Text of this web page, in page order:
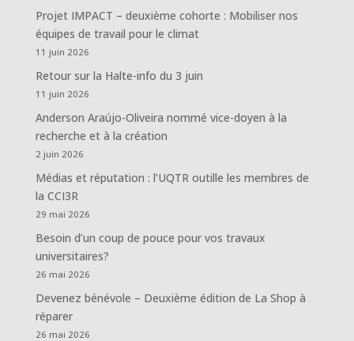
Projet IMPACT – deuxième cohorte : Mobiliser nos
équipes de travail pour le climat
11 juin 2026
Retour sur la Halte-info du 3 juin
11 juin 2026
Anderson Araújo-Oliveira nommé vice-doyen à la
recherche et à la création
2 juin 2026
Médias et réputation : l’UQTR outille les membres de
la CCI3R
29 mai 2026
Besoin d’un coup de pouce pour vos travaux
universitaires?
26 mai 2026
Devenez bénévole – Deuxième édition de La Shop à
réparer
26 mai 2026